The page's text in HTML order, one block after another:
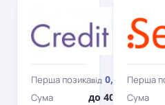
Перша позикавід 0,01%/день
Сума до 40 000 грн
Перша
Сума